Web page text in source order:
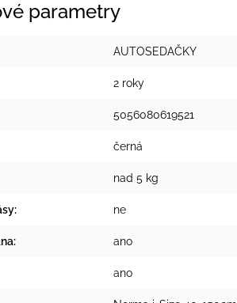
parametry
AUTOSEDAČKY
2 roky
5056080619521
černá
nad 5 kg
: ne
: ano
ano